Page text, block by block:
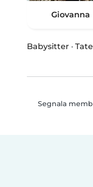
Giovanna
Babysitter · Tate
Segnala